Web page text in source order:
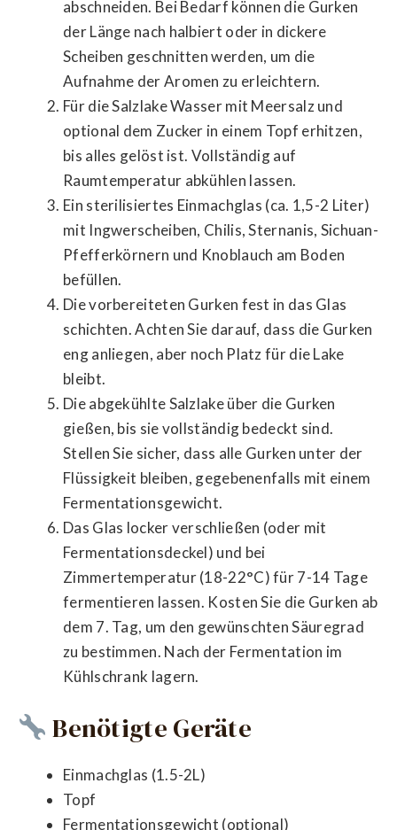
abschneiden. Bei Bedarf können die Gurken
der Länge nach halbiert oder in dickere
Scheiben geschnitten werden, um die
Aufnahme der Aromen zu erleichtern.
Für die Salzlake Wasser mit Meersalz und
optional dem Zucker in einem Topf erhitzen,
bis alles gelöst ist. Vollständig auf
Raumtemperatur abkühlen lassen.
Ein sterilisiertes Einmachglas (ca. 1,5-2 Liter)
mit Ingwerscheiben, Chilis, Sternanis, Sichuan-
Pfefferkörnern und Knoblauch am Boden
befüllen.
Die vorbereiteten Gurken fest in das Glas
schichten. Achten Sie darauf, dass die Gurken
eng anliegen, aber noch Platz für die Lake
bleibt.
Die abgekühlte Salzlake über die Gurken
gießen, bis sie vollständig bedeckt sind.
Stellen Sie sicher, dass alle Gurken unter der
Flüssigkeit bleiben, gegebenenfalls mit einem
Fermentationsgewicht.
Das Glas locker verschließen (oder mit
Fermentationsdeckel) und bei
Zimmertemperatur (18-22°C) für 7-14 Tage
fermentieren lassen. Kosten Sie die Gurken ab
dem 7. Tag, um den gewünschten Säuregrad
zu bestimmen. Nach der Fermentation im
Kühlschrank lagern.
Benötigte Geräte
Einmachglas (1.5-2L)
Topf
Fermentationsgewicht (optional)